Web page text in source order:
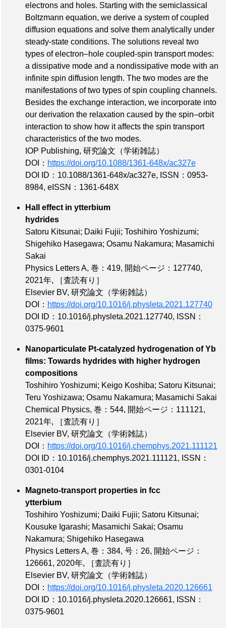
electrons and holes. Starting with the semiclassical
Boltzmann equation, we derive a system of coupled
diffusion equations and solve them analytically under
steady-state conditions. The solutions reveal two
types of electron–hole coupled-spin transport modes:
a dissipative mode and a nondissipative mode with an
infinite spin diffusion length. The two modes are the
manifestations of two types of spin coupling channels.
Besides the exchange interaction, we incorporate into
our derivation the relaxation caused by the spin–orbit
interaction to show how it affects the spin transport
characteristics of the two modes.
IOP Publishing, 研究論文（学術雑誌）
DOI： https://doi.org/10.1088/1361-648x/ac327e
DOI ID：10.1088/1361-648x/ac327e, ISSN：0953-
8984, eISSN：1361-648X
Hall effect in ytterbium
hydrides
Satoru Kitsunai; Daiki Fujii; Toshihiro Yoshizumi;
Shigehiko Hasegawa; Osamu Nakamura; Masamichi
Sakai
Physics Letters A, 巻：419, 開始ページ：127740,
2021年,
［査読有り］
Elsevier BV, 研究論文（学術雑誌）
DOI： https://doi.org/10.1016/j.physleta.2021.127740
DOI ID：10.1016/j.physleta.2021.127740, ISSN：
0375-9601
Nanoparticulate Pt-catalyzed hydrogenation of Yb
films: Towards hydrides with higher hydrogen
compositions
Toshihiro Yoshizumi; Keigo Koshiba; Satoru Kitsunai;
Teru Yoshizawa; Osamu Nakamura; Masamichi Sakai
Chemical Physics, 巻：544, 開始ページ：111121,
2021年,
［査読有り］
Elsevier BV, 研究論文（学術雑誌）
DOI： https://doi.org/10.1016/j.chemphys.2021.111121
DOI ID：10.1016/j.chemphys.2021.111121, ISSN：
0301-0104
Magneto-transport properties in fcc
ytterbium
Toshihiro Yoshizumi; Daiki Fujii; Satoru Kitsunai;
Kousuke Igarashi; Masamichi Sakai; Osamu
Nakamura; Shigehiko Hasegawa
Physics Letters A, 巻：384, 号：26, 開始ページ：
126661, 2020年,
［査読有り］
Elsevier BV, 研究論文（学術雑誌）
DOI： https://doi.org/10.1016/j.physleta.2020.126661
DOI ID：10.1016/j.physleta.2020.126661, ISSN：
0375-9601